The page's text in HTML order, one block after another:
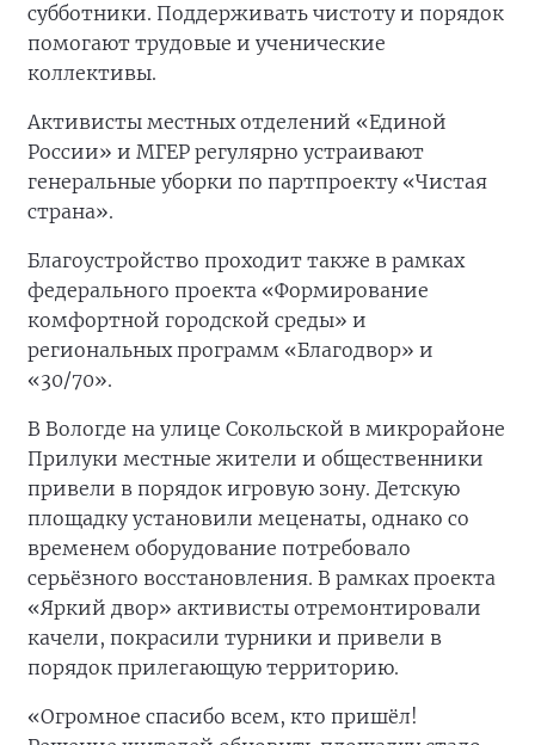
субботники. Поддерживать чистоту и порядок
помогают трудовые и ученические
коллективы.
Активисты местных отделений «Единой
России» и МГЕР регулярно устраивают
генеральные уборки по партпроекту «Чистая
страна».
Благоустройство проходит также в рамках
федерального проекта «Формирование
комфортной городской среды» и
региональных программ «Благодвор» и
«30/70».
В Вологде на улице Сокольской в микрорайоне
Прилуки местные жители и общественники
привели в порядок игровую зону. Детскую
площадку установили меценаты, однако со
временем оборудование потребовало
серьёзного восстановления. В рамках проекта
«Яркий двор» активисты отремонтировали
качели, покрасили турники и привели в
порядок прилегающую территорию.
«Огромное спасибо всем, кто пришёл!